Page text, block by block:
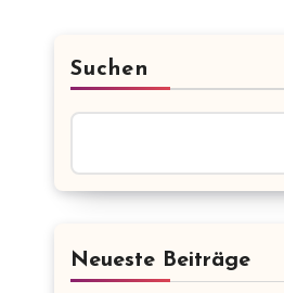
Suchen
Neueste Beiträge